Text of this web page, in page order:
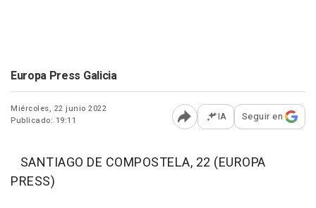
Europa Press Galicia
Miércoles, 22 junio 2022
Publicado: 19:11
Abrir opciones para
IA Seguir en
SANTIAGO DE COMPOSTELA, 22 (EUROPA
PRESS)